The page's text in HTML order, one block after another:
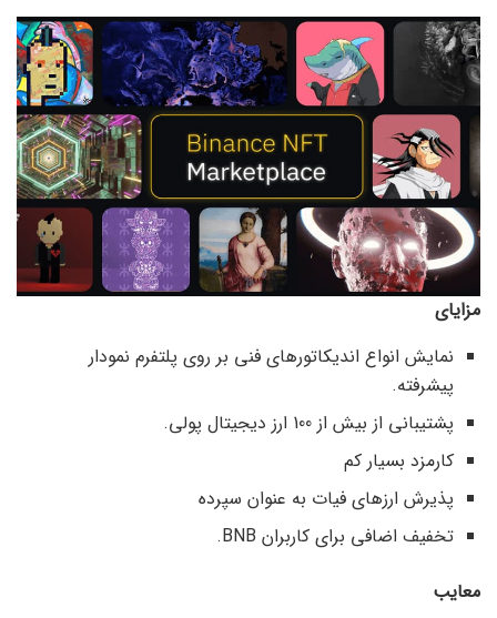
مزایای
نمایش انواع اندیکاتورهای فنی بر روی پلتفرم نمودار
پیشرفته.
پشتیبانی از بیش از 100 ارز دیجیتال پولی.
کارمزد بسیار کم
پذیرش ارزهای فیات به عنوان سپرده
تخفیف اضافی برای کاربران BNB.
معایب